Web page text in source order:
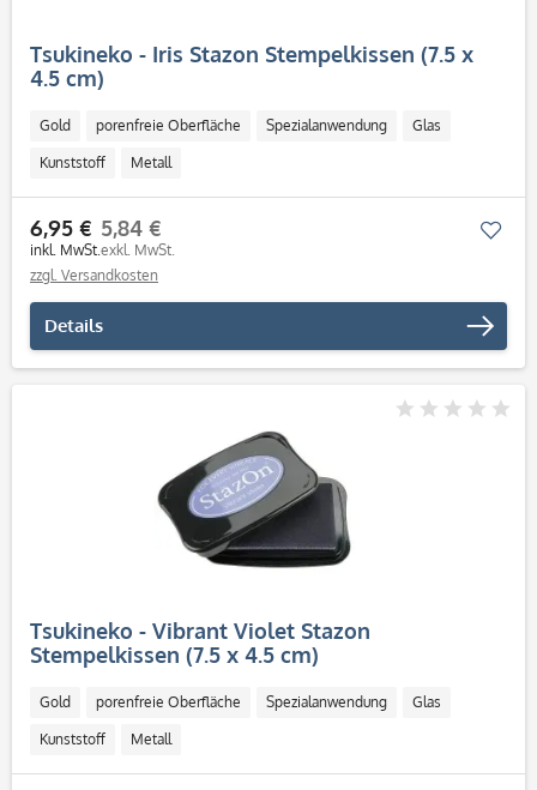
Tsukineko - Iris Stazon Stempelkissen (7.5 x
4.5 cm)
Gold porenfreie Oberfläche Spezialanwendung Glas
Kunststoff Metall
6,95 €
inkl. MwSt.
5,84 €
exkl. MwSt.
zzgl. Versandkosten
Details
Tsukineko - Vibrant Violet Stazon
Stempelkissen (7.5 x 4.5 cm)
Gold porenfreie Oberfläche Spezialanwendung Glas
Kunststoff Metall